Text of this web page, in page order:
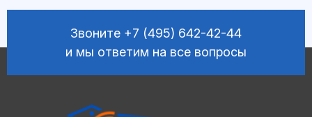
Звоните +7 (495) 642-42-44
и мы ответим на все вопросы